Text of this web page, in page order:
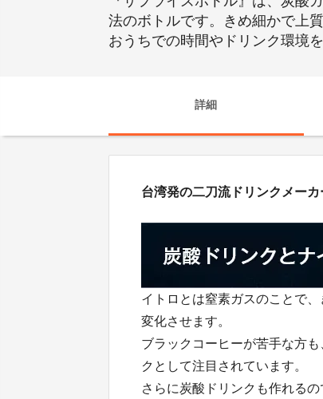
法のボトルです。きめ細かで上
おうちでの時間やドリンク環境
詳細
台湾発の二刀流ドリンクメー
イトロとは窒素ガスのことで
変化させます。
ブラックコーヒーが苦手な方
クとして注目されています。
さらに炭酸ドリンクも作れるの